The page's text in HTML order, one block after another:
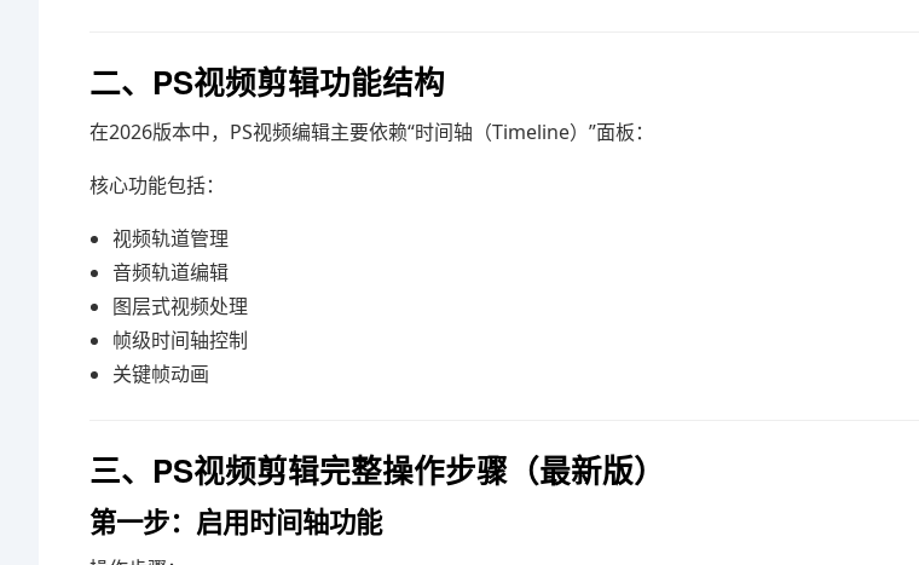
二、PS视频剪辑功能结构
在2026版本中，PS视频编辑主要依赖“时间轴（Timeline）”面板：
核心功能包括：
视频轨道管理
音频轨道编辑
图层式视频处理
帧级时间轴控制
关键帧动画
三、PS视频剪辑完整操作步骤（最新版）
第一步：启用时间轴功能